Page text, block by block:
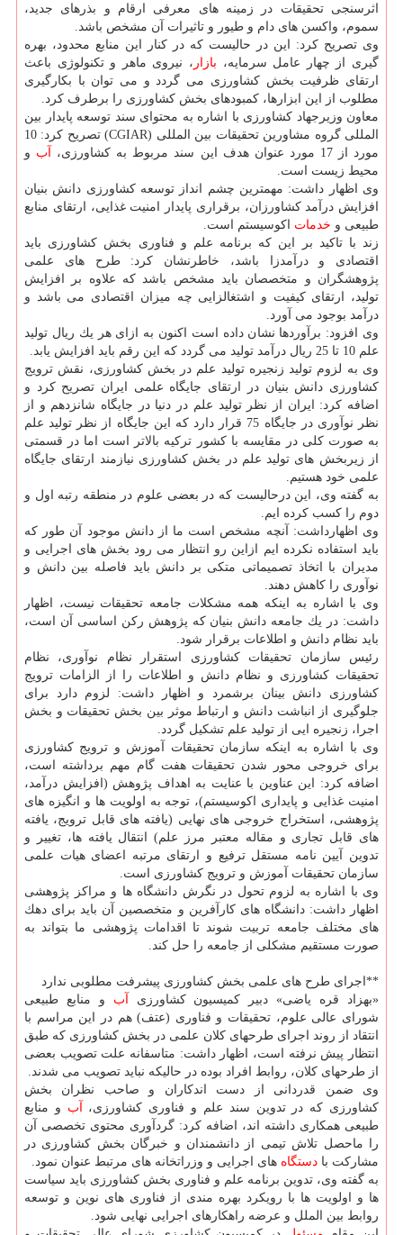
اثرسنجی تحقیقات در زمینه های معرفی ارقام و بذرهای جدید،
سموم، واكسن های دام و طیور و تاثیرات آن مشخص باشد.
وی تصریح كرد: این در حالیست كه در كنار این منابع محدود، بهره
گیری از چهار عامل سرمایه، بازار ، نیروی ماهر و تكنولوژی باعث
ارتقای ظرفیت بخش كشاورزی می گردد و می توان با بكارگیری
مطلوب از این ابزارها، كمبودهای بخش كشاورزی را برطرف كرد.
معاون وزیرجهاد كشاورزی با اشاره به محتوای سند توسعه پایدار بین
المللی گروه مشاورین تحقیقات بین المللی (CGIAR) تصریح كرد: 10
مورد از 17 مورد عنوان هدف این سند مربوط به كشاورزی،
آب و
محیط زیست است.
وی اظهار داشت: مهمترین چشم انداز توسعه كشاورزی دانش بنیان
افزایش درآمد كشاورزان، برقراری پایدار امنیت غذایی، ارتقای منابع
طبیعی و خدمات اكوسیستم است.
زند با تاكید بر این كه برنامه علم و فناوری بخش كشاورزی باید
اقتصادی و درآمدزا باشد، خاطرنشان كرد: طرح های علمی
پژوهشگران و متخصصان باید مشخص باشد كه علاوه بر افزایش
تولید، ارتقای كیفیت و اشتغالزایی چه میزان اقتصادی می باشد و
درآمد بوجود می آورد.
وی افزود: برآوردها نشان داده است اكنون به ازای هر یك ریال تولید
علم 10 تا 25 ریال درآمد تولید می گردد كه این رقم باید افزایش یابد.
وی به لزوم تولید زنجیره تولید علم در بخش كشاورزی، نقش ترویج
كشاورزی دانش بنیان در ارتقای جایگاه علمی ایران تصریح كرد و
اضافه كرد: ایران از نظر تولید علم در دنیا در جایگاه شانزدهم و از
نظر نوآوری در جایگاه 75 قرار دارد كه این جایگاه از نظر تولید علم
به صورت كلی در مقایسه با كشور تركیه بالاتر است اما در قسمتی
از زیربخش های تولید علم در بخش كشاورزی نیازمند ارتقای جایگاه
علمی خود هستیم.
به گفته وی، این درحالیست كه در بعضی علوم در منطقه رتبه اول و
دوم را كسب كرده ایم.
وی اظهارداشت: آنچه مشخص است ما از دانش موجود آن طور كه
باید استفاده نكرده ایم ازاین رو انتظار می رود بخش های اجرایی و
مدیران با اتخاذ تصمیماتی متكی بر دانش باید فاصله بین دانش و
نوآوری را كاهش دهند.
وی با اشاره به اینكه همه مشكلات جامعه تحقیقات نیست، اظهار
داشت: در یك جامعه دانش بنیان كه پژوهش ركن اساسی آن است،
باید نظام دانش و اطلاعات برقرار شود.
رئیس سازمان تحقیقات كشاورزی استقرار نظام نوآوری، نظام
تحقیقات كشاورزی و نظام دانش و اطلاعات را از الزامات ترویج
كشاورزی دانش بینان برشمرد و اظهار داشت: لزوم دارد برای
جلوگیری از انباشت دانش و ارتباط موثر بین بخش تحقیقات و بخش
اجرا، زنجیره ایی از تولید علم تشكیل گردد.
وی با اشاره به اینكه سازمان تحقیقات آموزش و ترویج كشاورزی
برای خروجی محور شدن تحقیقات هفت گام مهم برداشته است،
اضافه كرد: این عناوین با عنایت به اهداف پژوهش (افزایش درآمد،
امنیت غذایی و پایداری اكوسیستم)، توجه به اولویت ها و انگیزه های
پژوهشی، استخراج خروجی های نهایی (یافته های قابل ترویج، یافته
های قابل تجاری و مقاله معتبر مرز علم) انتقال یافته ها، تغییر و
تدوین آیین نامه مستقل ترفیع و ارتقای مرتبه اعضای هیات علمی
سازمان تحقیقات آموزش و ترویج كشاورزی است.
وی با اشاره به لزوم تحول در نگرش دانشگاه ها و مراكز پژوهشی
اظهار داشت: دانشگاه های كارآفرین و متخصصین آن باید برای دهك
های مختلف جامعه تربیت شوند تا اقدامات پژوهشی ما بتواند به
صورت مستقیم مشكلی از جامعه را حل كند.
**اجرای طرح های علمی بخش كشاورزی پیشرفت مطلوبی ندارد
«بهزاد قره یاضی» دبیر كمیسیون كشاورزی آب و منابع طبیعی
شورای عالی علوم، تحقیقات و فناوری (عتف) هم در این مراسم با
انتقاد از روند اجرای طرحهای كلان علمی در بخش كشاورزی كه طبق
انتظار پیش نرفته است، اظهار داشت: متاسفانه علت تصویب بعضی
از طرحهای كلان، روابط افراد بوده در حالیكه نباید تصویب می شدند.
وی ضمن قدردانی از دست اندكاران و صاحب نظران بخش
كشاورزی كه در تدوین سند علم و فناوری كشاورزی، آب و منابع
طبیعی همكاری داشته اند، اضافه كرد: گردآوری محتوی تخصصی آن
را ماحصل تلاش تیمی از دانشمندان و خبرگان بخش كشاورزی در
مشاركت با دستگاه های اجرایی و وزراتخانه های مرتبط عنوان نمود.
به گفته وی، تدوین برنامه علم و فناوری بخش كشاورزی باید سیاست
ها و اولویت ها با رویكرد بهره مندی از فناوری های نوین و توسعه
روابط بین الملل و عرضه راهكارهای اجرایی نهایی شود.